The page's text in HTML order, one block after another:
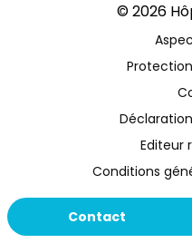
Contact
© 2026
Editeur
Conditions